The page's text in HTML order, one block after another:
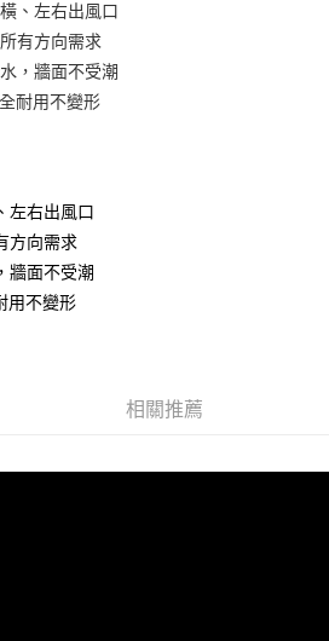
台北富邦商業銀行
兆豐國際商業銀行
台中商業銀行
華泰商業銀行
遠東國際商業銀行
、左右出風口
有方向需求
，牆面不受潮
耐用不變形
左右出風口
方向需求
牆面不受潮
用不變形
相關推薦